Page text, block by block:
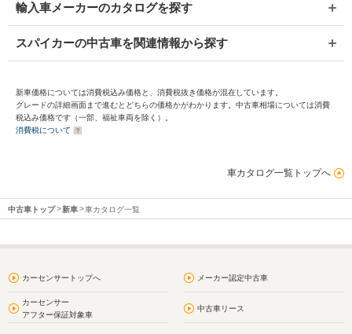
輸入車メーカーのカタログを探す
スパイカーの中古車を関連情報から探す
新車価格については消費税込み価格と、消費税抜き価格が混在しています。
グレードの詳細画面まで進むとどちらの価格かがわかります。中古車相場については消費
税込み価格です（一部、福祉車両を除く）。
消費税について
車カタログ一覧トップへ
中古車トップ 新車 車カタログ一覧
カーセンサートップへ メーカー認定中古車
カーセンサー
アフター保証対象車
中古車リース